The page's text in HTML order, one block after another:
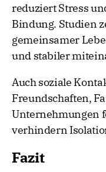
reduziert Stress
Bindung. Studien
gemeinsamer
und stabiler
Auch soziale
Freundschaften,
Unternehmungen
verhindern
Fazit